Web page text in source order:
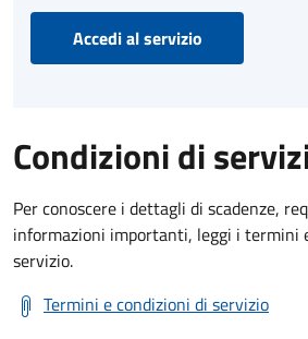
Accedi al servizio
Condizioni di
Per conoscere i dettagli di scadenze,
informazioni importanti, leggi i termini
servizio.
Termini e condizioni di servizio